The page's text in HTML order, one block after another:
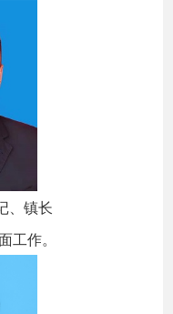
、镇长
工作。